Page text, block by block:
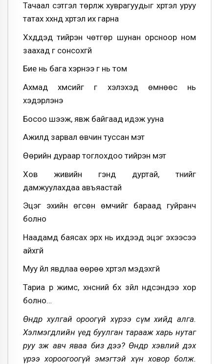
Тачаал сэтгэл төрүүлж хуврагуудыг хүртэл уруу
татах хүүхнүүд хүртэл их гарна
Хүүхдүүдэд тийрэн чөтгөр шунан орсноор ном
заахад үг сонсохгүй
Бие нь бага хэрнээ үг нь том
Ахмад хүмүүсийг үг хэлэхэд өмнөөс нь
хэдэрлэнэ
Босоо шээж, явж байгаад идэж ууна
Ажилд зарвал өвчин туссан мэт
Өөрийн дураар тоглохдоо тийрэн мэт
Хов живийн үгэнд дуртай, түүнийг
дамжуулахдаа авъяастай
Эцэг эхийн өгсөн өмчийг бараад гуйранч
болно
Наадамд баясах эрх нь ихдээд эцэг эхээсээ
айхгүй
Муу үйл явдлаа өөрөө хүртэл мэдэхгүй
Тариа үр жимс, хүнсний бүх зүйл үндсэндээ хор
болно…
Өнөөдөр хулгай ороогүй хүрээ сүм хийд алга.
Хэлмэгдлийн үед буулган тарааж харь нутаг
руу зөөж авч яваа биз дээ? Өнөөдөр хэвлий дэх
үрээ хороогоогүй эмэгтэй хүн ховор болж.